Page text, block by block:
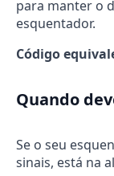
para manter o
esquentador.
Código
Quando
Se o seu
sinais, está na